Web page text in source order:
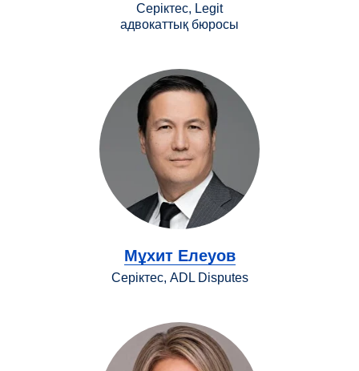
Серіктес, Legit
адвокаттық бюросы
Мұхит Елеуов
Серіктес, ADL Disputes